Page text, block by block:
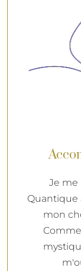
Je me
Quantique
mon